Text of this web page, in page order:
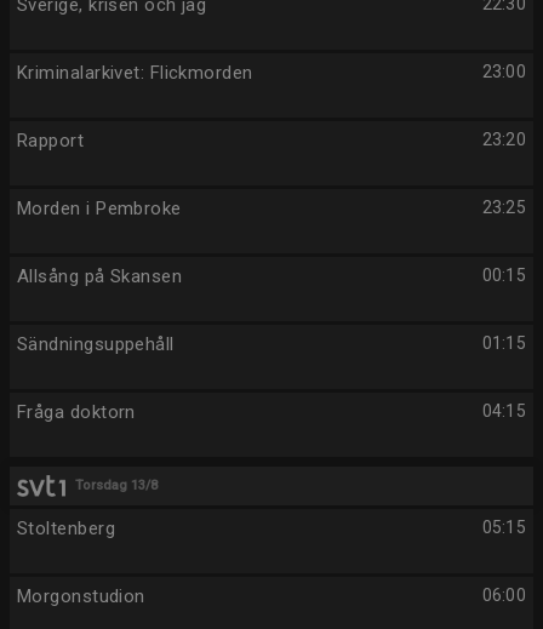
Sverige, krisen och jag
23:00
Kriminalarkivet: Flickmorden
23:20
Rapport
23:25
Morden i Pembroke
00:15
Allsång på Skansen
01:15
Sändningsuppehåll
04:15
Fråga doktorn
Torsdag 13/8
05:15
Stoltenberg
06:00
Morgonstudion